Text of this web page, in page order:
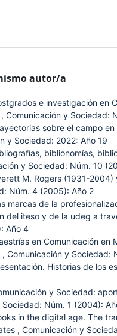
autor/a
e investigación en
, Comunicación y Sociedad:
sobre el campo
y Sociedad: 2022: Año 19
biblionomías,
y Sociedad: Núm. 10
M. Rogers (1931-
Núm. 4 (2005): Año 2
marcas de la
del iteso y de la udeg a
Año 4
en Comunicación
, Comunicación y Sociedad:
Historias de los
y Sociedad:
Núm. 1 (2004):
in the digital age. The
, Comunicación y